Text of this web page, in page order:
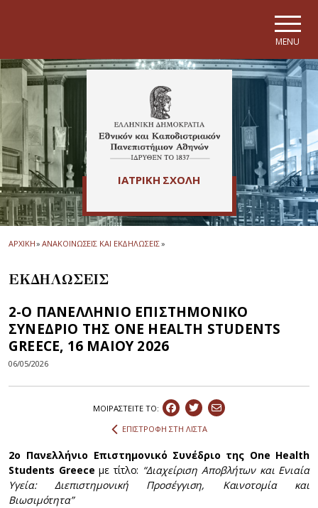
MENU
ΙΑΤΡΙΚΗ ΣΧΟΛΗ
ΑΡΧΙΚΗ» ΑΝΑΚΟΙΝΩΣΕΙΣ ΚΑΙ ΕΚΔΗΛΩΣΕΙΣ»
ΕΚΔΗΛΩΣΕΙΣ
2-Ο ΠΑΝΕΛΛΗΝΙΟ ΕΠΙΣΤΗΜΟΝΙΚΟ
ΣΥΝΕΔΡΙΟ ΤΗΣ ONE HEALTH STUDENTS
GREECE, 16 ΜΑΙΟΥ 2026
06/05/2026
ΜΟΙΡΑΣΤEIΤΕ ΤΟ:
ΕΠΙΣΤΡΟΦΗ ΣΤΗ ΛΙΣΤΑ
2ο Πανελλήνιο Επιστημονικό Συνέδριο της One Health
Students Greece με τίτλο: “Διαχείριση Αποβλήτων και Ενιαία
Υγεία: Διεπιστημονική Προσέγγιση, Καινοτομία και
Βιωσιμότητα”